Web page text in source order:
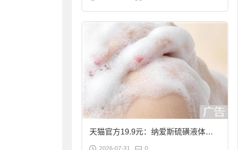
天猫官方19.9元：纳爱斯硫磺液体香
2026-07-31 0